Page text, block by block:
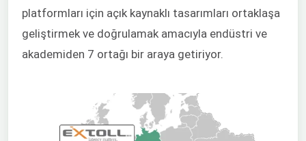
platformları için açık kaynaklı tasarımları ortaklaşa
geliştirmek ve doğrulamak amacıyla endüstri ve
akademiden 7 ortağı bir araya getiriyor.